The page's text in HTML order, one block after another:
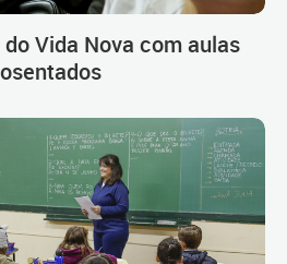
Vida Nova com aulas